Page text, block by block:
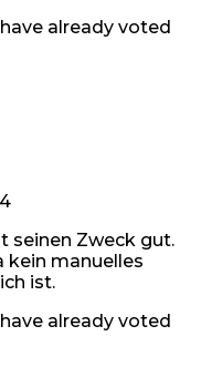
already voted
seinen Zweck gut.
kein manuelles
ist.
already voted